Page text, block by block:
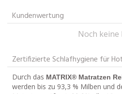
Kundenwertung
Noch
Zertifizierte Schlafhygiene für
Durch das MATRIX® Matratzen
werden bis zu 93,3 % Milben und